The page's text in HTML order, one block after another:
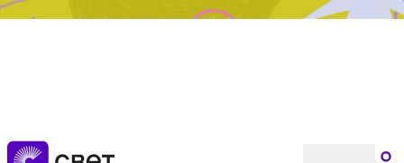
Дружба, любовь, взросление